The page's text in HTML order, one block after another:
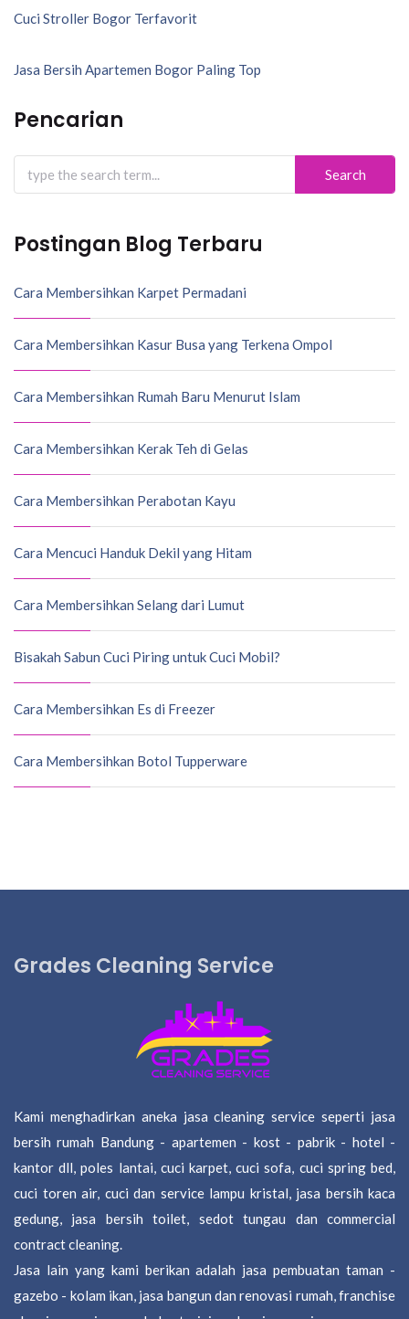
Navigasi
Cuci Stroller Bogor Terfavorit
Jasa Bersih Apartemen Bogor Paling Top
Pencarian
Search
for:
Postingan Blog Terbaru
Cara Membersihkan Karpet Permadani
Cara Membersihkan Kasur Busa yang Terkena Ompol
Cara Membersihkan Rumah Baru Menurut Islam
Cara Membersihkan Kerak Teh di Gelas
Cara Membersihkan Perabotan Kayu
Cara Mencuci Handuk Dekil yang Hitam
Cara Membersihkan Selang dari Lumut
Bisakah Sabun Cuci Piring untuk Cuci Mobil?
Cara Membersihkan Es di Freezer
Cara Membersihkan Botol Tupperware
Grades Cleaning Service
Kami menghadirkan aneka jasa cleaning service seperti jasa
bersih rumah Bandung - apartemen - kost - pabrik - hotel -
kantor dll, poles lantai, cuci karpet, cuci sofa, cuci spring bed,
cuci toren air, cuci dan service lampu kristal, jasa bersih kaca
gedung, jasa bersih toilet, sedot tungau dan commercial
contract cleaning.
Jasa lain yang kami berikan adalah jasa pembuatan taman -
gazebo - kolam ikan, jasa bangun dan renovasi rumah, franchise